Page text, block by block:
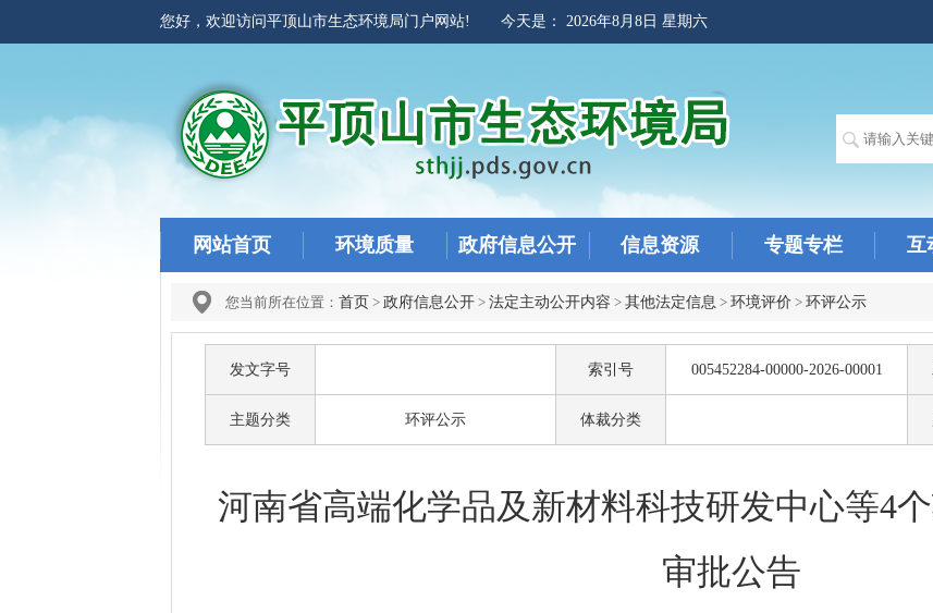
您好，欢迎访问平顶山市生态环境局门户网站! 今天是： 2026年8月8日 星期六
网站首页 环境质量 政府信息公开 信息资源 专题专栏 互
您当前所在位置： 首页 > 政府信息公开 > 法定主动公开内容 > 其他法定信息 > 环境评价 > 环评公示
发文字号 索引号 005452284-00000-2026-00001
主题分类 环评公示 体裁分类
河南省高端化学品及新材料科技研发中心等4
审批公告